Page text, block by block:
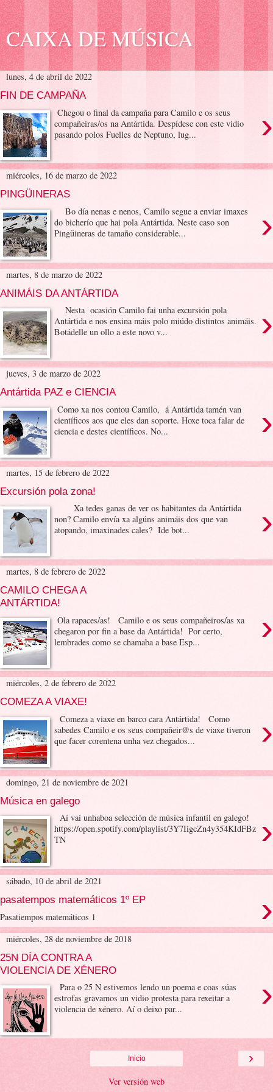
CAIXA DE MÚSICA
lunes, 4 de abril de 2022
FIN DE CAMPAÑA
›
Chegou o final da campaña para Camilo e os seus
compañeiras/os na Antártida. Despídese con este vidio
pasando polos Fuelles de Neptuno, lug...
miércoles, 16 de marzo de 2022
PINGÜINERAS
›
Bo día nenas e nenos, Camilo segue a enviar imaxes
do bicherío que hai pola Antártida. Neste caso son
Pingüineras de tamaño considerable...
martes, 8 de marzo de 2022
ANIMÁIS DA ANTÁRTIDA
›
Nesta ocasión Camilo fai unha excursión pola
Antártida e nos ensina máis polo miúdo distintos animáis.
Botádelle un ollo a este novo v...
jueves, 3 de marzo de 2022
Antártida PAZ e CIENCIA
›
Como xa nos contou Camilo, á Antártida tamén van
científicos aos que eles dan soporte. Hoxe toca falar de
ciencia e destes científicos. No...
martes, 15 de febrero de 2022
Excursión pola zona!
›
Xa tedes ganas de ver os habitantes da Antártida
non? Camilo envía xa algúns animáis dos que van
atopando, imaxinades cales? Ide bot...
martes, 8 de febrero de 2022
CAMILO CHEGA A
ANTÁRTIDA!
›
Ola rapaces/as! Camilo e os seus compañeiros/as xa
chegaron por fin a base da Antártida! Por certo,
lembrades como se chamaba a base Esp...
miércoles, 2 de febrero de 2022
COMEZA A VIAXE!
›
Comeza a viaxe en barco cara Antártida! Como
sabedes Camilo e os seus compañeir@s de viaxe tiveron
que facer corentena unha vez chegados...
domingo, 21 de noviembre de 2021
Música en galego
›
Aí vai unhaboa selección de música infantil en galego!
https://open.spotify.com/playlist/3Y7IigcZn4y354KIdFBz
TN
sábado, 10 de abril de 2021
pasatempos matemáticos 1º EP ›
Pasatiempos matemáticos 1
miércoles, 28 de noviembre de 2018
25N DÍA CONTRA A
VIOLENCIA DE XÉNERO
›
Para o 25 N estivemos lendo un poema e coas súas
estrofas gravamos un vidio protesta para rexeitar a
violencia de xénero. Aí o deixo par...
›
Inicio
Ver versión web